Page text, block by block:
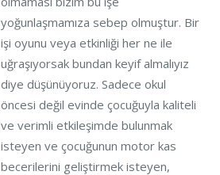
yoğunlaşmamıza sebep olmuştur. Bir
işi oyunu veya etkinliği her ne ile
uğraşıyorsak bundan keyif almalıyız
diye düşünüyoruz. Sadece okul
öncesi değil evinde çocuğuyla kaliteli
ve verimli etkileşimde bulunmak
isteyen ve çocuğunun motor kas
becerilerini geliştirmek isteyen,